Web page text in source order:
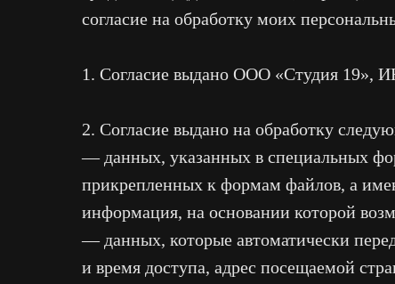
согласие на обработку моих
1. Согласие выдано ООО «Студия 19»,
2. Согласие выдано на обработку
— данных, указанных в специальных
прикрепленных к формам файлов, а
информация, на основании которой
— данных, которые автоматически
и время доступа, адрес посещаемой